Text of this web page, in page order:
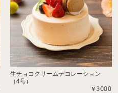
生チョコクリームデコレーション
（4号）
￥3000